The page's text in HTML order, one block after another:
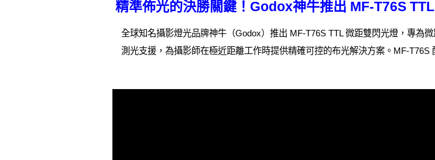
精準佈光的決勝關鍵！Godox神牛推出 MF-T76S
全球知名攝影燈光品牌神牛（Godox）推出 MF-T76S TTL 微距雙閃光燈，專為
測光支援，為攝影師在極近距離工作時提供精確可控的布光解決方案。MF-T76S